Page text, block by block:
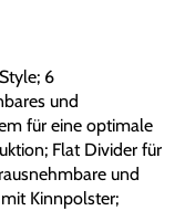
6
und
für eine optimale
Flat Divider für
und
Kinnpolster;